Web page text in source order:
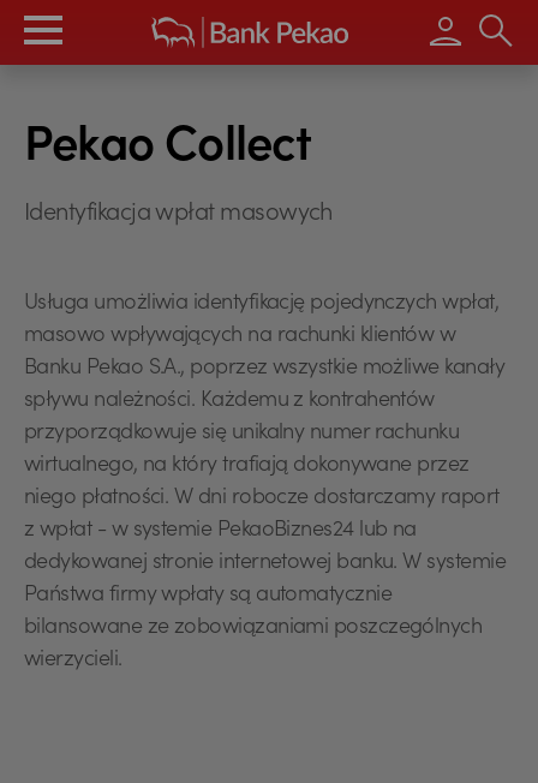
Wpisz
Pekao Collect
Identyfikacja wpłat masowych
Usługa umożliwia identyfikację pojedynczych wpłat,
masowo wpływających na rachunki klientów w
Banku Pekao S.A., poprzez wszystkie możliwe kanały
spływu należności. Każdemu z kontrahentów
przyporządkowuje się unikalny numer rachunku
wirtualnego, na który trafiają dokonywane przez
niego płatności. W dni robocze dostarczamy raport
z wpłat - w systemie PekaoBiznes24 lub na
dedykowanej stronie internetowej banku. W systemie
Państwa firmy wpłaty są automatycznie
bilansowane ze zobowiązaniami poszczególnych
wierzycieli.